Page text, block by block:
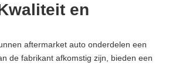
en
aftermarket auto onderdelen een
de fabrikant afkomstig zijn, bieden een